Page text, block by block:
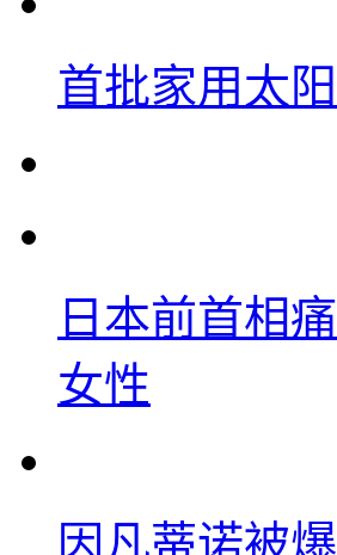
首批家用太
日本前首相
女性
因凡蒂诺被